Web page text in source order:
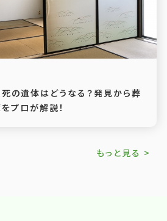
の遺体はどうなる？発見から葬
プロが解説！
もっと見る >